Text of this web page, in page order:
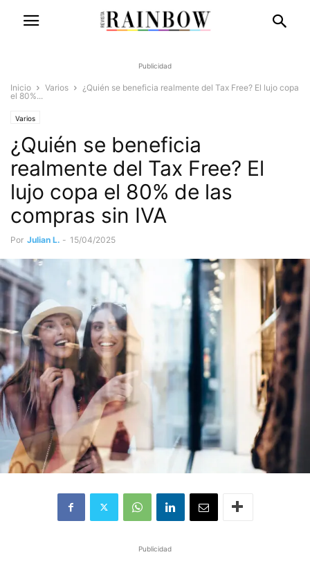
Publicidad
Inicio Varios
¿Quién se beneficia realmente del Tax Free? El lujo copa
el 80%...
Varios
¿Quién se beneficia
realmente del Tax Free? El
lujo copa el 80% de las
compras sin IVA
Por Julian L. - 15/04/2025
Publicidad